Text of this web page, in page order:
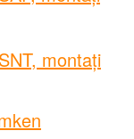
SNT, montați